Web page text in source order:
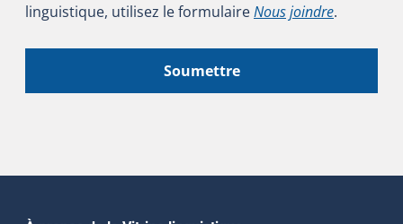
linguistique, utilisez le formulaireNous joindre.
Soumettre